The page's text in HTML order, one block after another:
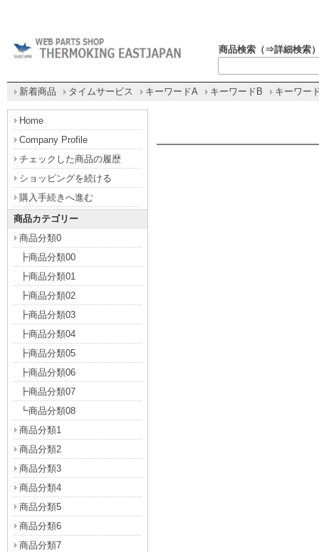
商品検索（⇒詳細検索
新着商品 タイムサービス キーワードA キーワードB キーワー
Home
Company Profile
チェックした商品の履歴
ショッピングを続ける
購入手続きへ進む
商品カテゴリー
商品分類0
┣商品分類00
┣商品分類01
┣商品分類02
┣商品分類03
┣商品分類04
┣商品分類05
┣商品分類06
┣商品分類07
┗商品分類08
商品分類1
商品分類2
商品分類3
商品分類4
商品分類5
商品分類6
商品分類7